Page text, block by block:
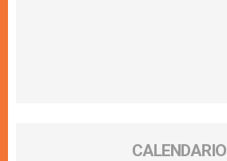
CALENDARIO